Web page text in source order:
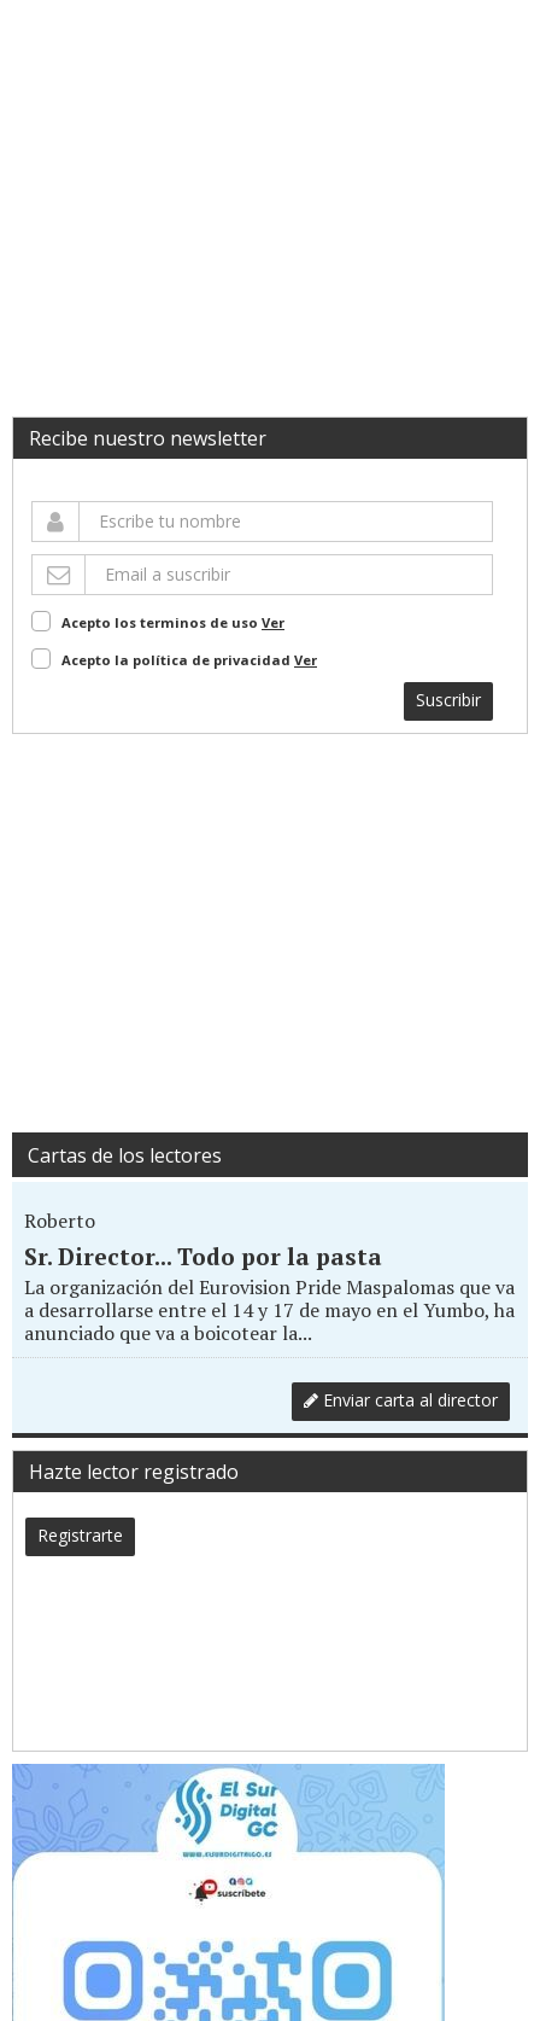
Recibe nuestro newsletter
Acepto los terminos de uso Ver
Acepto la política de privacidad Ver
Suscribir
Cartas de los lectores
Roberto
Sr. Director... Todo por la pasta
La organización del Eurovision Pride Maspalomas que va
a desarrollarse entre el 14 y 17 de mayo en el Yumbo, ha
anunciado que va a boicotear la...
Enviar carta al director
Hazte lector registrado
Registrarte